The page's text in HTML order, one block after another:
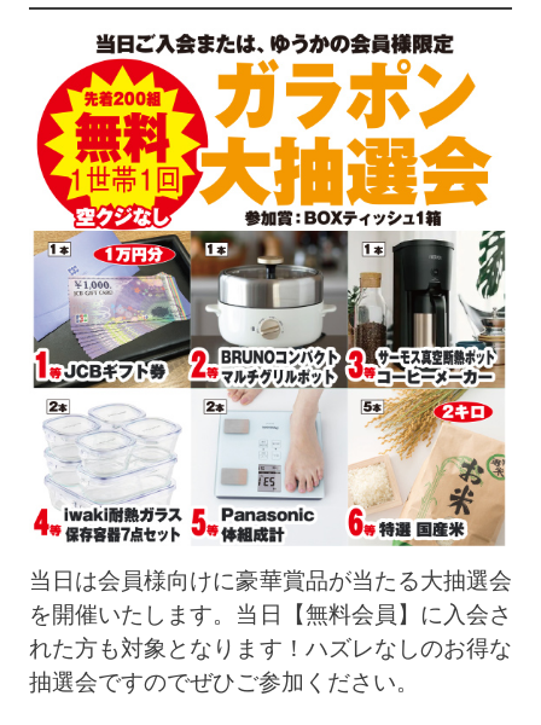
当日は会員様向けに豪華賞品が当たる大抽選会
を開催いたします。当日【無料会員】に入会さ
れた方も対象となります！ハズレなしのお得な
抽選会ですのでぜひご参加ください。